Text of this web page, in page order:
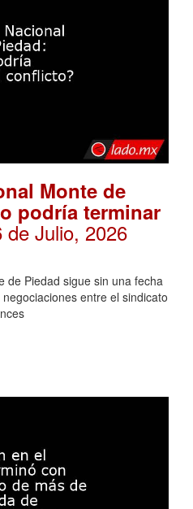
Monte de
podría terminar
de Julio, 2026
de Piedad sigue sin una fecha
entre el sindicato